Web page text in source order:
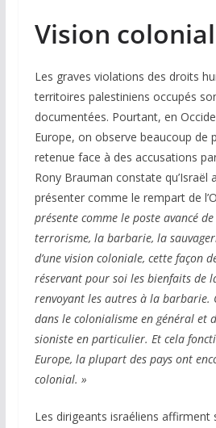
Vision
Les graves violations des droits
territoires palestiniens occupés
documentées. Pourtant, en
Europe, on observe beaucoup de
retenue face à des accusations
Rony Brauman constate qu’Israël
présenter comme le rempart de
présente comme le poste avancé
terrorisme, la barbarie, la
d’une vision coloniale, cette façon
réservant pour soi les bienfaits de
renvoyant les autres à la barbarie.
dans le colonialisme en général et
sioniste en particulier. Et cela
Europe, la plupart des pays ont
colonial. »
Les dirigeants israéliens affirment